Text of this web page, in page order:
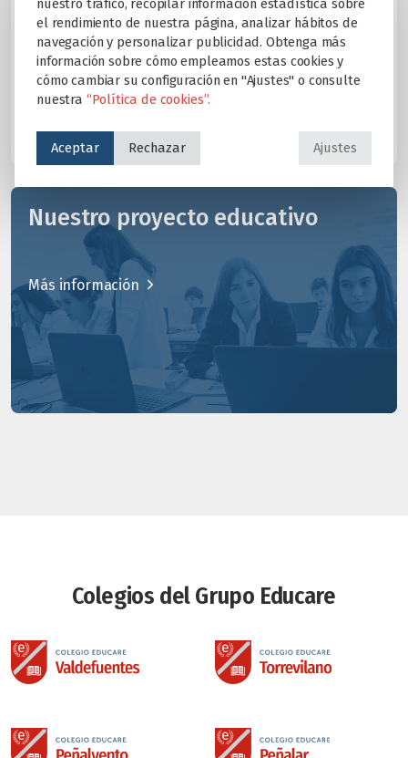
a la portabilidad de los datos.
Para más información visite nuestraPolítica de
Privacidad.
Nuestro proyecto educativo
Más información
Colegios del Grupo Educare
el rendimiento de nuestra página, analizar hábitos de
navegación y personalizar publicidad. Obtenga más
información sobre cómo empleamos estas cookies y
cómo cambiar su configuración en "Ajustes" o consulte
nuestra “Política de cookies”.
Aceptar Rechazar Ajustes